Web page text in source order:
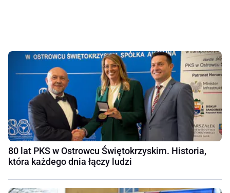
80 lat PKS w Ostrowcu Świętokrzyskim. Historia,
która każdego dnia łączy ludzi